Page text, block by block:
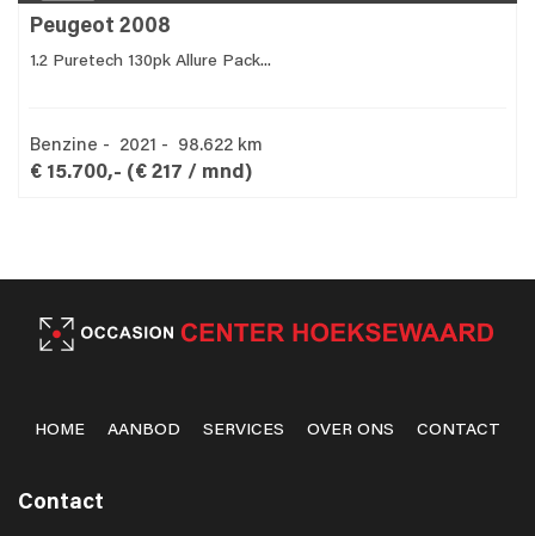
Peugeot 2008
1.2 Puretech 130pk Allure Pack...
Benzine - 2021 - 98.622 km
€ 15.700,- (€ 217 / mnd)
HOME AANBOD SERVICES OVER ONS CONTACT
Contact